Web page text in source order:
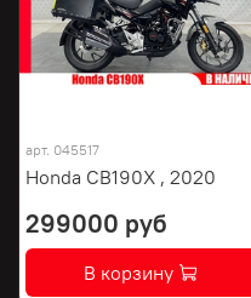
арт. 045517
Honda CB190X , 2020
299000 руб
В корзину